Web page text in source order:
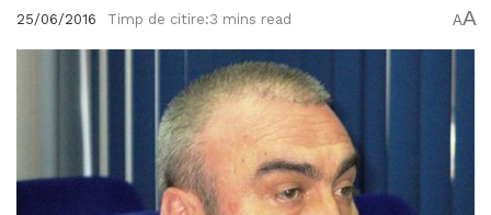
25/06/2016 Timp de citire:3 mins read AA